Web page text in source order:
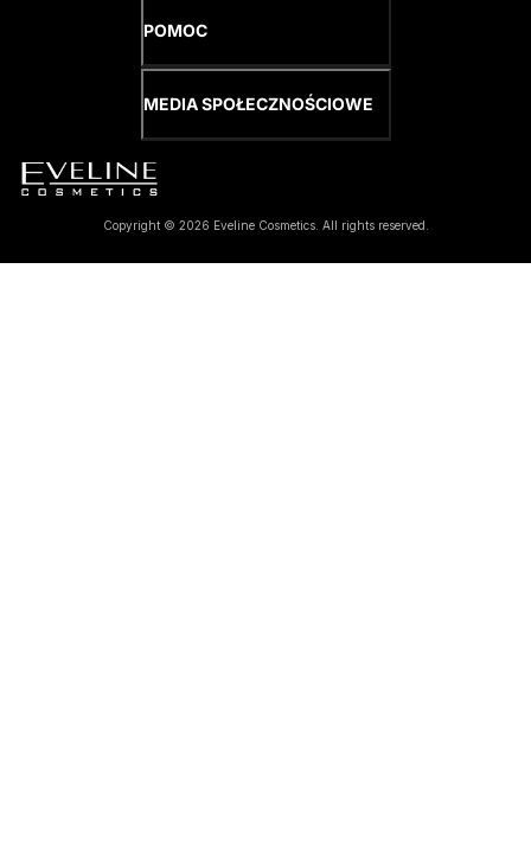
POMOC
MEDIA SPOŁECZNOŚCIOWE
Copyright © 2026 Eveline Cosmetics. All rights reserved.